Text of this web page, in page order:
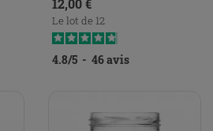
12,00 €
Le lot de 12
4.8/5 - 46avis